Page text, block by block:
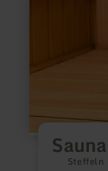
Steffeln